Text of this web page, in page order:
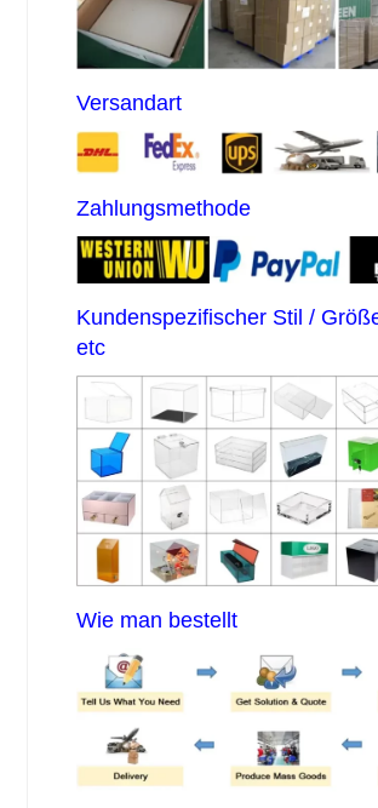
Versandart
Zahlungsmethode
Kundenspezifischer Stil /
etc
Wie man bestellt